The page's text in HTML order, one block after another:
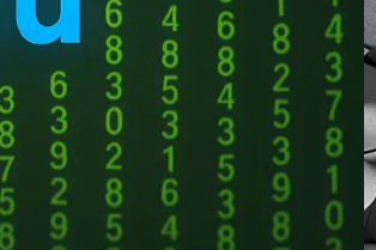
что руководство пыталось
разбирательств. В результате
конфликтов не удалось.
РФ, и большинство работников
рублей, тогда как в 2023 году
упала на 49% по сравнению с 2024
с долей 68,8%, а также